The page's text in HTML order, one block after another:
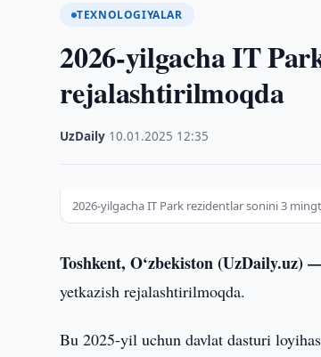
TEXNOLOGIYALAR
2026-yilgacha IT
rejalashtirilmoqda
UzDaily 10.01.2025 12:35
2026-yilgacha IT Park rezidentlar sonini 3
Toshkent, O‘zbekiston (UzDaily.uz)
yetkazish rejalashtirilmoqda.
Bu 2025-yil uchun davlat dasturi